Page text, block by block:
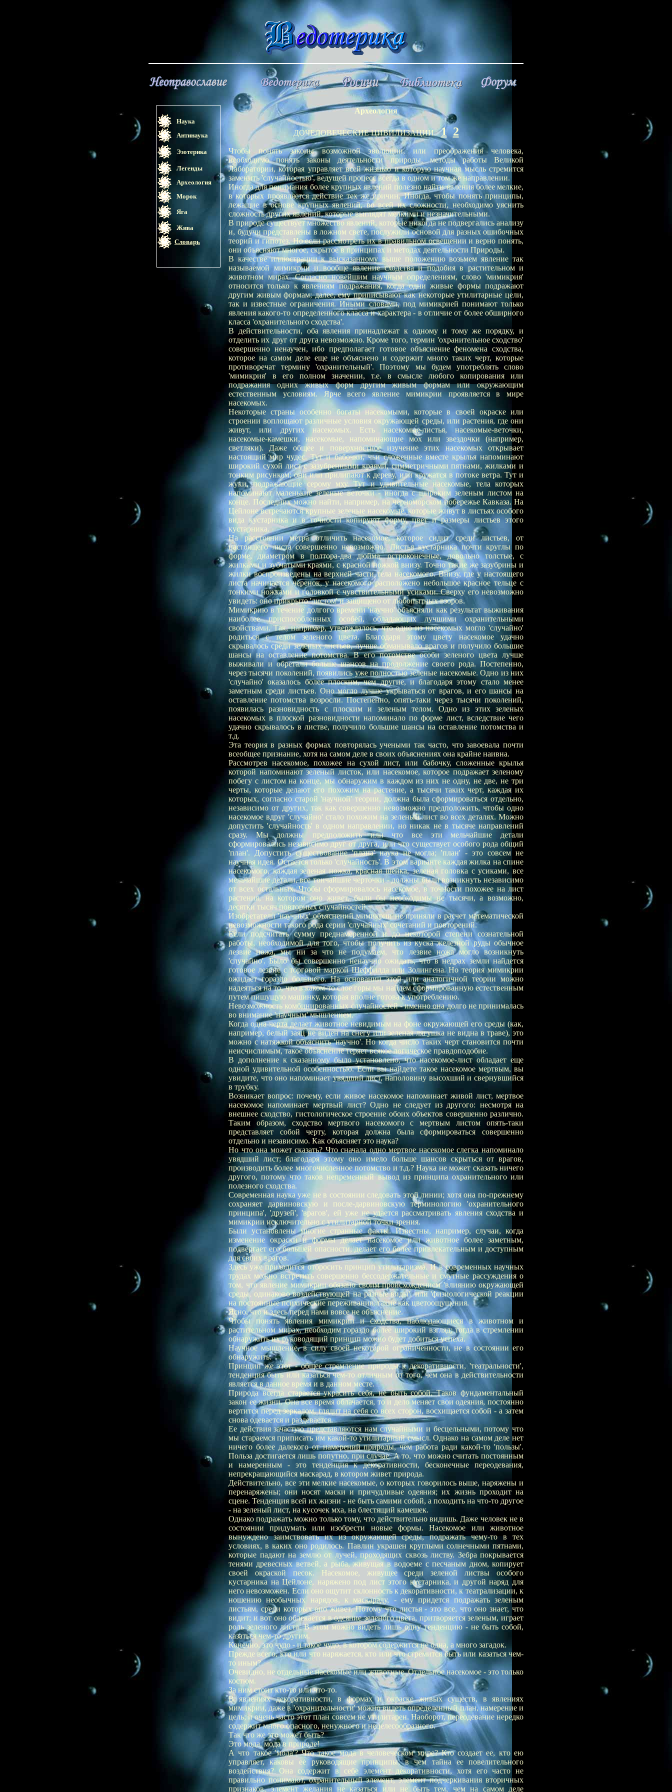
Наука
Антинаука
Эзотерика
Легенды
Археология
Морок
Яга
Жива
Словарь
Археология
ДОЧЕЛОВЕЧЕСКИЕ ЦИВИЛИЗАЦИИ 1 2
Чтобы понять законы возможной эволюции, или преображения человека,
необходимо понять законы деятельности природы, методы работы Великой
Лаборатории, которая управляет всей жизнью и которую научная мысль стремится
заменить 'случайностью', ведущей процесс всегда в одном и том же направлении.
Иногда для понимания более крупных явлений полезно найти явления более мелкие,
в которых проявляется действие тех же причин. Иногда, чтобы понять принципы,
лежащие в основе крупных явлений, во всей их сложности, необходимо уяснить
сложность других явлений, которые выглядят мелкими и незначительными.
В природе существует множество явлений, которые никогда не подвергались анализу
и, будучи представлены в ложном свете, послужили основой для разных ошибочных
теорий и гипотез. Но если рассмотреть их в правильном освещении и верно понять,
они объясняют многое, скрытое в принципах и методах деятельности Природы.
В качестве иллюстрации к высказанному выше положению возьмем явление так
называемой мимикрии и вообще явление сходства и подобия в растительном и
животном мирах. Согласно новейшим научным определениям, слово 'мимикрия'
относится только к явлениям подражания, когда одни живые формы подражают
другим живым формам; далее, ему приписывают как некоторые утилитарные цели,
так и известные ограничения. Иными словами, под мимикрией понимают только
явления какого-то определенного класса и характера - в отличие от более обширного
класса 'охранительного сходства'.
В действительности, оба явления принадлежат к одному и тому же порядку, и
отделить их друг от друга невозможно. Кроме того, термин 'охранительное сходство'
совершенно ненаучен, ибо предполагает готовое объяснение феномена сходства,
которое на самом деле еще не объяснено и содержит много таких черт, которые
противоречат термину 'охранительный'. Поэтому мы будем употреблять слово
'мимикрия' в его полном значении, т.е. в смысле любого копирования или
подражания одних живых форм другим живым формам или окружающим
естественным условиям. Ярче всего явление мимикрии проявляется в мире
насекомых.
Некоторые страны особенно богаты насекомыми, которые в своей окраске или
строении воплощают различные условия окружающей среды, или растения, где они
живут, или других насекомых. Есть насекомые-листья, насекомые-веточки,
насекомые-камешки, насекомые, напоминающие мох или звездочки (например,
светляки). Даже общее и поверхностное изучение этих насекомых открывает
настоящий мир чудес. Тут и бабочки, чьи сложенные вместе крылья напоминают
широкий сухой лист с зазубренными краями, симметричными пятнами, жилками и
тонким рисунком; они или прилипают к дереву, или кружатся в потоке ветра. Тут и
жуки, подражающие серому мху. Тут и удивительные насекомые, тела которых
напоминают маленькие зеленые веточки - иногда с широким зеленым листом на
конце. Последних можно найти, например, на черноморском побережье Кавказа. На
Цейлоне встречаются крупные зеленые насекомые, которые живут в листьях особого
вида кустарника и в точности копируют форму, цвет и размеры листьев этого
кустарника.
На расстоянии метра отличить насекомое, которое сидит среди листьев, от
настоящего листа совершенно невозможно. Листья кустарника почти круглы по
форме, диаметром в полтора-два дюйма, остроконечные, довольно толстые, с
жилками и зубчатыми краями, с красной ножкой внизу. Точно такие же зазубрины и
жилки воспроизведены на верхней части тела насекомого. Внизу, где у настоящего
листа начинается черенок, у насекомого расположено небольшое красное тельце с
тонкими ножками и головкой с чувствительными усиками. Сверху его невозможно
увидеть: оно прикрыто 'листом' и защищено от любопытных взоров.
Мимикрию в течение долгого времени 'научно' объясняли как результат выживания
наиболее приспособленных особей, обладающих лучшими охранительными
свойствами. Так, например, утверждалось, что одно из насекомых могло 'случайно'
родиться с телом зеленого цвета. Благодаря этому цвету насекомое удачно
скрывалось среди зеленых листьев, лучше обманывало врагов и получило большие
шансы на оставление потомства. В его потомстве особи зеленого цвета лучше
выживали и обретали больше шансов на продолжение своего рода. Постепенно,
через тысячи поколений, появились уже полностью зеленые насекомые. Одно из них
'случайно' оказалось более плоским, чем другие, и благодаря этому стало менее
заметным среди листьев. Оно могло лучше укрываться от врагов, и его шансы на
оставление потомства возросли. Постепенно, опять-таки через тысячи поколений,
появилась разновидность с плоским и зеленым телом. Одно из этих зеленых
насекомых в плоской разновидности напоминало по форме лист, вследствие чего
удачно скрывалось в листве, получило большие шансы на оставление потомства и
т.д.
Эта теория в разных формах повторялась учеными так часто, что завоевала почти
всеобщее признание, хотя на самом деле в своих объяснениях она крайне наивна.
Рассмотрев насекомое, похожее на сухой лист, или бабочку, сложенные крылья
которой напоминают зеленый листок, или насекомое, которое подражает зеленому
побегу с листом на конце, мы обнаружим в каждом из них не одну, не две, не три
черты, которые делают его похожим на растение, а тысячи таких черт, каждая их
которых, согласно старой 'научной' теории, должна была сформироваться отдельно,
независимо от других, так как совершенно невозможно предположить, чтобы одно
насекомое вдруг 'случайно' стало похожим на зеленый лист во всех деталях. Можно
допустить 'случайность' в одном направлении, но никак не в тысяче направлений
сразу. Мы должны предположить или что все эти мельчайшие детали
сформировались независимо друг от друга, или что существует особого рода общий
'план'. Допустить существование 'плана' наука не могла; 'план' - это совсем не
научная идея. Остается только 'случайность'. В этом варианте каждая жилка на спине
насекомого, каждая зеленая ножка, красная шейка, зеленая головка с усиками, все
мельчайшие детали, все тончайшие черточки - должны были возникнуть независимо
от всех остальных. Чтобы сформировалось насекомое, в точности похожее на лист
растения, на котором оно живет, были бы необходимы не тысячи, а возможно,
десятки тысяч повторных случайностей.
Изобретатели 'научных' объяснений мимикрии не приняли в расчет математической
невозможности такого рода серии 'случайных' сочетаний и повторений.
Если подсчитать сумму преднамеренной и до некоторой степени сознательной
работы, необходимой для того, чтобы получить из куска железной руды обычное
лезвие ножа, мы ни за что не подумаем, что лезвие ножа могло возникнуть
'случайно'. Было бы совершенно ненаучно ожидать, что в недрах земли найдется
готовое лезвие с торговой маркой Шеффилда или Золингена. Но теория мимикрии
ожидает гораздо большего. На основании этой или аналогичной теории можно
надеяться на то, что в каком-то слое горы мы найдем сформированную естественным
путем пишущую машинку, которая вполне готова к употреблению.
Невозможность комбинированных случайностей - именно она долго не принималась
во внимание 'научным' мышлением.
Когда одна черта делает животное невидимым на фоне окружающей его среды (как,
например, белый заяц не виден на снегу или зеленая лягушка не видна в траве), это
можно с натяжкой объяснить 'научно'. Но когда число таких черт становится почти
неисчислимым, такое объяснение теряет всякое логическое правдоподобие.
В дополнение к сказанному было установлено, что насекомое-лист обладает еще
одной удивительной особенностью. Если вы найдете такое насекомое мертвым, вы
увидите, что оно напоминает увядший лист, наполовину высохший и свернувшийся
в трубку.
Возникает вопрос: почему, если живое насекомое напоминает живой лист, мертвое
насекомое напоминает мертвый лист? Одно не следует из другого: несмотря на
внешнее сходство, гистологическое строение обоих объектов совершенно различно.
Таким образом, сходство мертвого насекомого с мертвым листом опять-таки
представляет собой черту, которая должна была сформироваться совершенно
отдельно и независимо. Как объясняет это наука?
Но что она может сказать? Что сначала одно мертвое насекомое слегка напоминало
увядший лист; благодаря этому оно имело больше шансов скрыться от врагов,
производить более многочисленное потомство и т.д.? Наука не может сказать ничего
другого, потому что таков непременный вывод из принципа охранительного или
полезного сходства.
Современная наука уже не в состоянии следовать этой линии; хотя она по-прежнему
сохраняет дарвиновскую и после-дарвиновскую терминологию 'охранительного
принципа', 'друзей', 'врагов', ей уже не удается рассматривать явления сходства и
мимикрии исключительно с утилитарной точки зрения.
Были установлены многие странные факты. Известны, например, случаи, когда
изменение окраски и формы делает насекомое или животное более заметным,
подвергает его большей опасности, делает его более привлекательным и доступным
для своих врагов.
Здесь уже приходится отбросить принцип утилитаризма. И в современных научных
трудах можно встретить совершенно бессодержательные и смутные рассуждения о
том, что явление мимикрии обязано своим происхождением 'влиянию окружающей
среды, одинаково воздействующей на разные виды', или 'физиологической реакции
на постоянные психические переживания, такие как цветоощущения.
Ясно, что и здесь перед нами вовсе не объяснение.
Чтобы понять явления мимикрии и сходства, наблюдающиеся в животном и
растительном мирах, необходим гораздо более широкий взгляд; тогда в стремлении
обнаружить их руководящий принцип можно будет добиться успеха.
Научное мышление, в силу своей некоторой ограниченности, не в состоянии его
обнаружить.
Принцип же этот - общее стремление природы к декоративности, 'театральности',
тенденция быть или казаться чем-то отличным от того, чем она в действительности
является в данное время и в данном месте.
Природа всегда старается украсить себя, не быть собой. Таков фундаментальный
закон ее жизни. Она все время облачается, то и дело меняет свои одеяния, постоянно
вертится перед зеркалом, глядит на себя со всех сторон, восхищается собой - а затем
снова одевается и раздевается.
Ее действия зачастую представляются нам случайными и бесцельными, потому что
мы стараемся приписать им какой-то утилитарный смысл. Однако на самом деле нет
ничего более далекого от намерений природы, чем работа ради какой-то 'пользы'.
Польза достигается лишь попутно, при случае. А то, что можно считать постоянным
и намеренным - это тенденция к декоративности, бесконечные переодевания,
непрекращающийся маскарад, в котором живет природа.
Действительно, все эти мелкие насекомые, о которых говорилось выше, наряжены и
перенаряжены; они носят маски и причудливые одеяния; их жизнь проходит на
сцене. Тенденция всей их жизни - не быть самими собой, а походить на что-то другое
- на зеленый лист, на кусочек мха, на блестящий камешек.
Однако подражать можно только тому, что действительно видишь. Даже человек не в
состоянии придумать или изобрести новые формы. Насекомое или животное
вынуждено заимствовать их из окружающей среды, подражать чему-то в тех
условиях, в каких оно родилось. Павлин украшен круглыми солнечными пятнами,
которые падают на землю от лучей, проходящих сквозь листву. Зебра покрывается
тенями древесных ветвей, а рыба, живущая в водоеме с песчаным дном, копирует
своей окраской песок. Насекомое, живущее среди зеленой листвы особого
кустарника на Цейлоне, наряжено под лист этого кустарника, и другой наряд для
него невозможен. Если оно ощутит склонность к декоративности, к театрализации, к
ношению необычных нарядов, к маскараду, - ему придется подражать зеленым
листьям, среди которых оно живет. Потому что листья - это все, что оно знает, что
видит; и вот оно облекается в одеяние зеленого цвета, притворяется зеленым, играет
роль зеленого листа. В этом можно видеть лишь одну тенденцию - не быть собой,
казаться чем-то другим.
Конечно, это чудо - и такое чудо, в котором содержится не одна, а много загадок.
Прежде всего, кто или что наряжается, кто или что стремится быть или казаться чем-
то иным?
Очевидно, не отдельные насекомые или животные. Отдельное насекомое - это только
костюм.
За ним стоит кто-то или что-то.
В явлениях декоративности, в формах и окраске живых существ, в явлениях
мимикрии, даже в 'охранительности' можно видеть определенный план, намерение и
цель; и очень часто этот план совсем не утилитарен. Наоборот, переодевание нередко
содержит много опасного, ненужного и нецелесообразного.
Так что же это может быть?
Это мода, мода в природе!
А что такое 'мода'? Что такое мода в человеческом мире? Кто создает ее, кто ею
управляет, каковы ее руководящие принципы, в чем тайна ее повелительного
воздействия? Она содержит в себе элемент декоративности, хотя его часто не
правильно понимают, охранительный элемент, элемент подчеркивания вторичных
признаков, элемент желания не казаться или не быть тем, чем на самом деле